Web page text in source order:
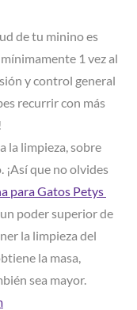
de tu minino es
1 vez al
y control general
recurrir con más
la limpieza, sobre
¡Así que no olvides
para Gatos Petys
poder superior de
la limpieza del
la masa,
sea mayor.